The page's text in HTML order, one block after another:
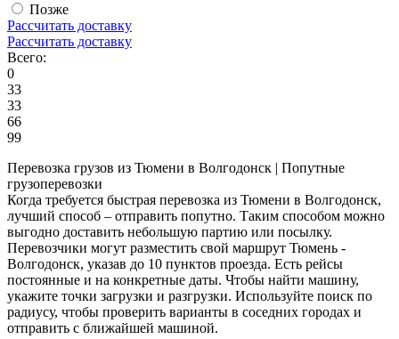
Позже
Рассчитать доставку
Рассчитать доставку
Всего:
0
33
33
66
99
Перевозка грузов из Тюмени в Волгодонск | Попутные
грузоперевозки
Когда требуется быстрая перевозка из Тюмени в Волгодонск,
лучший способ – отправить попутно. Таким способом можно
выгодно доставить небольшую партию или посылку.
Перевозчики могут разместить свой маршрут Тюмень -
Волгодонск, указав до 10 пунктов проезда. Есть рейсы
постоянные и на конкретные даты. Чтобы найти машину,
укажите точки загрузки и разгрузки. Используйте поиск по
радиусу, чтобы проверить варианты в соседних городах и
отправить с ближайшей машиной.